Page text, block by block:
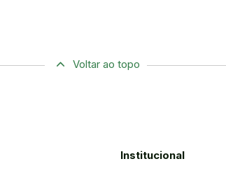
Voltar ao topo
Institucional